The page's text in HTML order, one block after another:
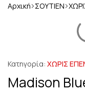
Αρχική ΣΟΥΤΙΕΝ
Κατηγορία: ΧΩΡΙΣ
Madison